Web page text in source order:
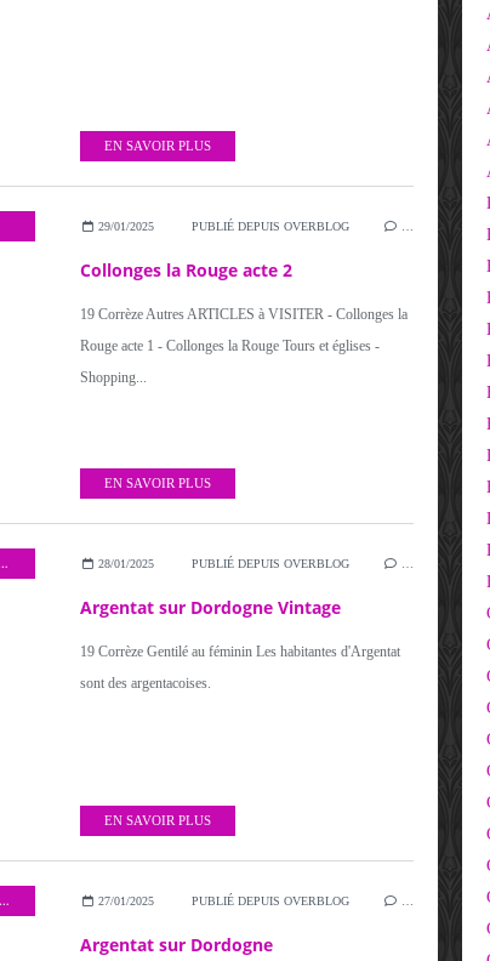
EN SAVOIR PLUS
29/01/2025 PUBLIÉ DEPUIS OVERBLOG
Collonges la Rouge acte 2
19 Corrèze Autres ARTICLES à VISITER - Collonges la
Rouge acte 1 - Collonges la Rouge Tours et églises -
Shopping...
EN SAVOIR PLUS
28/01/2025 PUBLIÉ DEPUIS OVERBLOG
Argentat sur Dordogne Vintage
19 Corrèze Gentilé au féminin Les habitantes d'Argentat
sont des argentacoises.
EN SAVOIR PLUS
27/01/2025 PUBLIÉ DEPUIS OVERBLOG
Argentat sur Dordogne